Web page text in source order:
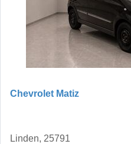
Chevrolet Matiz
Linden, 25791